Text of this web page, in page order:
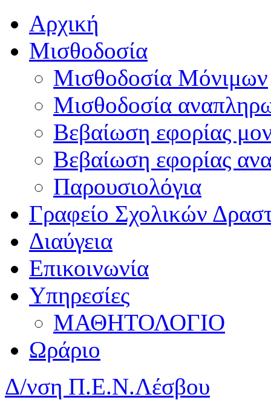
Αρχική
Μισθοδοσία
Μισθοδοσία Μόνιμων
Μισθοδοσία
Βεβαίωση εφορίας
Βεβαίωση εφορίας
Παρουσιολόγια
Γραφείο Σχολικών
Διαύγεια
Επικοινωνία
Υπηρεσίες
ΜΑΘΗΤΟΛΟΓΙΟ
Ωράριο
Δ/νση Π.Ε.Ν.Λέσβου